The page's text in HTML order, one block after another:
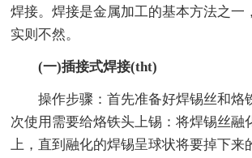
焊接。焊接是金属加工的基本方法之一
实则不然。
(一)插接式焊接(tht)
操作步骤：首先准备好焊锡丝和烙
次使用需要给烙铁头上锡：将焊锡丝融
上，直到融化的焊锡呈球状将要掉下来